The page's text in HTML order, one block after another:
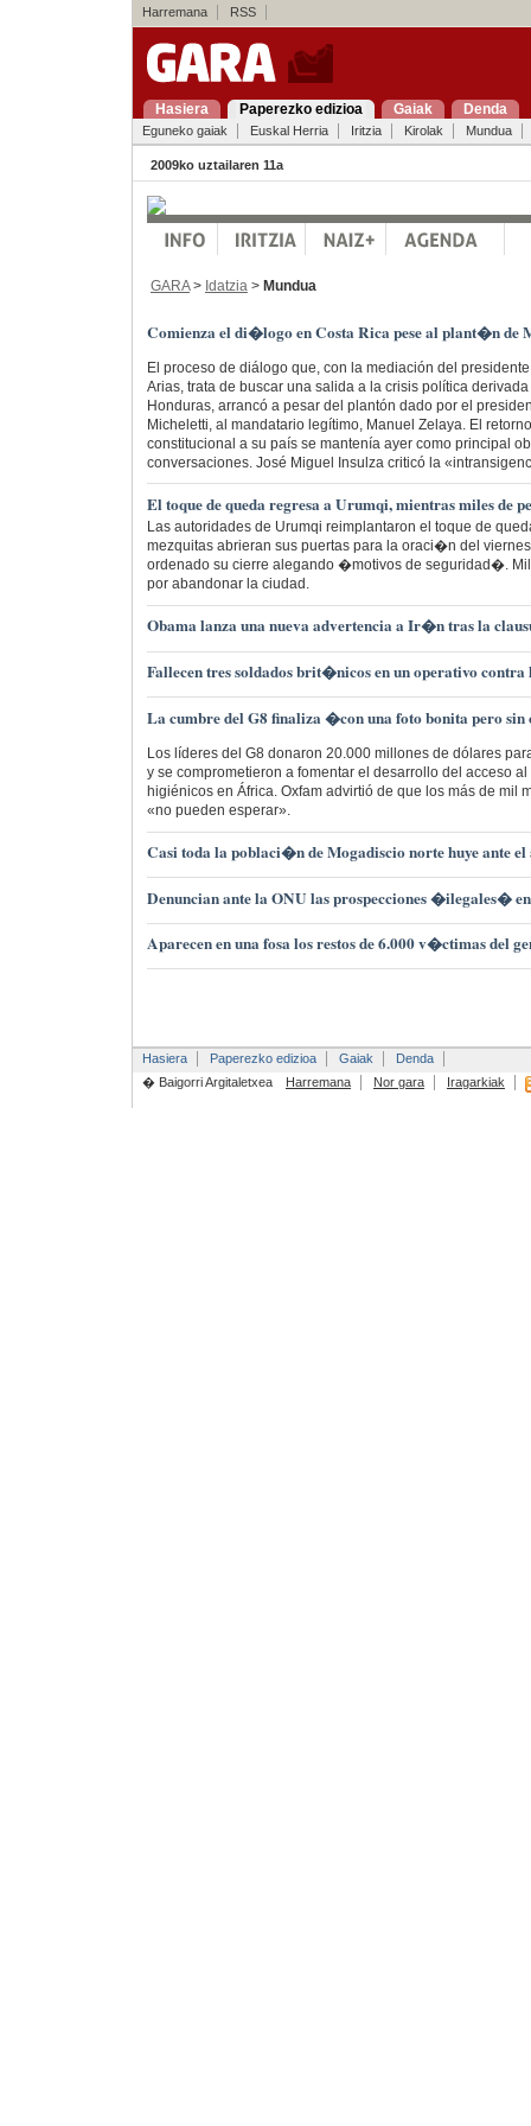
Harremana RSS
Hasiera Paperezko edizioa Gaiak Denda
Eguneko gaiak Euskal Herria Iritzia Kirolak Mundua
2009ko uztailaren 11a
GARA> Idatzia > Mundua
Comienza el di�logo en Costa Rica pese al plant�n de
El proceso de diálogo que, con la mediación del
Arias, trata de buscar una salida a la crisis política
Honduras, arrancó a pesar del plantón dado por el
Micheletti, al mandatario legítimo, Manuel Zelaya. El
constitucional a su país se mantenía ayer como principal
conversaciones. José Miguel Insulza criticó la
El toque de queda regresa a Urumqi, mientras miles de
Las autoridades de Urumqi reimplantaron el toque de
mezquitas abrieran sus puertas para la oraci�n del
ordenado su cierre alegando �motivos de seguridad�.
por abandonar la ciudad.
Obama lanza una nueva advertencia a Ir�n tras la
Fallecen tres soldados brit�nicos en un operativo
La cumbre del G8 finaliza �con una foto bonita pero
Los líderes del G8 donaron 20.000 millones de dólares
y se comprometieron a fomentar el desarrollo del acceso
higiénicos en África. Oxfam advirtió de que los más de mil
«no pueden esperar».
Casi toda la poblaci�n de Mogadiscio norte huye ante el
Denuncian ante la ONU las prospecciones �ilegales�
Aparecen en una fosa los restos de 6.000 v�ctimas del
Hasiera Paperezko edizioa Gaiak
Denda
� Baigorri Argitaletxea
Harremana Nor gara Iragarkiak